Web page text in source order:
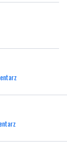
zajmą